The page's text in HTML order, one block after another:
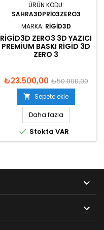
ÜRÜN KODU:
SAHRA3DPRI03ZERO3
MARKA: RIGID3D
RIGID3D ZERO3 3D YAZICI
PREMIUM BASKI RIGID 3D
ZERO 3
₺23.500,00 ₺50.000,00
 Sepete ekle
Daha fazla
 Stokta VAR

